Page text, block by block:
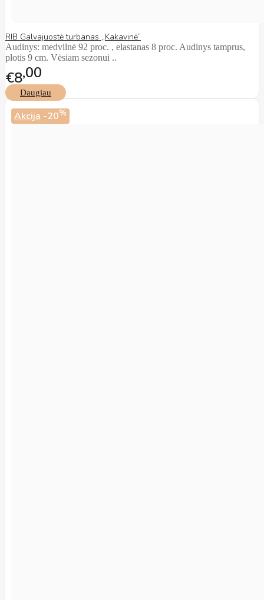
RIB Galvajuostė turbanas ,,Kakavinė”
Audinys: medvilnė 92 proc. , elastanas 8 proc. Audinys tamprus,
plotis 9 cm. Vėsiam sezonui ..
€800
Daugiau
Akcija -20%